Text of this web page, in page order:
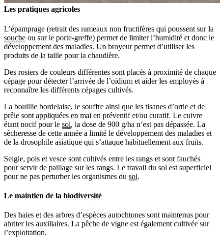
Les pratiques agricoles
L’épamprage (retrait des rameaux non fructifères qui poussent sur la
souche ou sur le porte-greffe) permet de limiter l’humidité et donc le
développement des maladies. Un broyeur permet d’utiliser les
produits de la taille pour la chaudière.
Des rosiers de couleurs différentes sont placés à proximité de chaque
cépage pour détecter l’arrivée de l’oïdium et aider les employés à
reconnaître les différents cépages cultivés.
La bouillie bordelaise, le souffre ainsi que les tisanes d’ortie et de
prêle sont appliquées en mai en préventif et/ou curatif. Le cuivre
étant nocif pour le sol, la dose de 900 g/ha n’est pas dépassée. La
sècheresse de cette année a limité le développement des maladies et
de la drosophile asiatique qui s’attaque habituellement aux fruits.
Seigle, pois et vesce sont cultivés entre les rangs et sont fauchés
pour servir de paillage sur les rangs. Le travail du sol est superficiel
pour ne pas perturber les organismes du sol.
Le maintien de la biodiversité
Des haies et des arbres d’espèces autochtones sont maintenus pour
abriter les auxiliaires. La pêche de vigne est également cultivée sur
l’exploitation.